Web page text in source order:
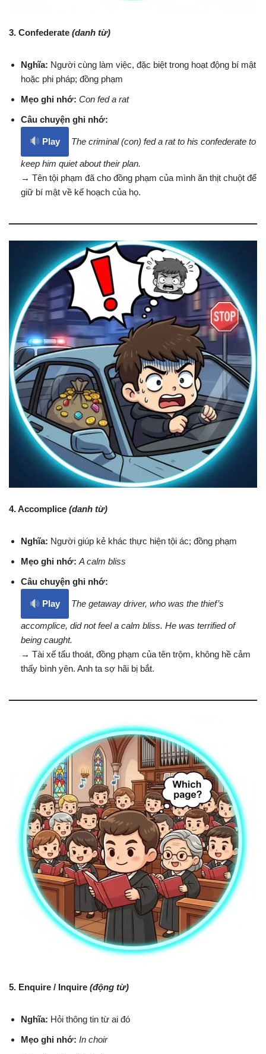
3. Confederate (danh từ)
Nghĩa: Người cùng làm việc, đặc biệt trong hoạt động bí mật
hoặc phi pháp; đồng phạm
Mẹo ghi nhớ: Con fed a rat
Câu chuyện ghi nhớ:
Play The criminal (con) fed a rat to his confederate to
keep him quiet about their plan.
→ Tên tội phạm đã cho đồng phạm của mình ăn thịt chuột để
giữ bí mật về kế hoạch của họ.
4. Accomplice (danh từ)
Nghĩa: Người giúp kẻ khác thực hiện tội ác; đồng phạm
Mẹo ghi nhớ: A calm bliss
Câu chuyện ghi nhớ:
Play The getaway driver, who was the thief’s
accomplice, did not feel a calm bliss. He was terrified of
being caught.
→ Tài xế tẩu thoát, đồng phạm của tên trộm, không hề cảm
thấy bình yên. Anh ta sợ hãi bị bắt.
5. Enquire / Inquire (động từ)
Nghĩa: Hỏi thông tin từ ai đó
Mẹo ghi nhớ: In choir